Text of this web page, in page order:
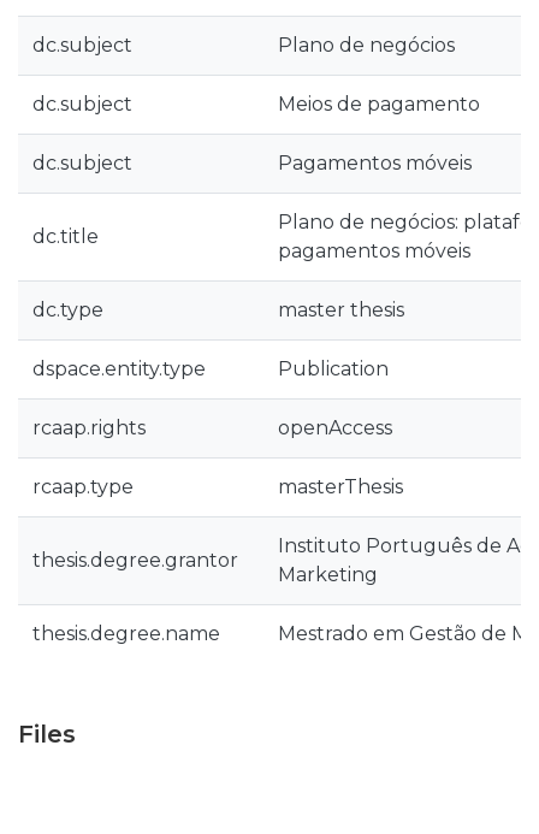
dc.subject Plano de negócios
dc.subject Meios de pagamento
dc.subject Pagamentos móveis
dc.title
Plano de negócios:
pagamentos móveis
dc.type master thesis
dspace.entity.type Publication
rcaap.rights openAccess
rcaap.type masterThesis
thesis.degree.grantor
Instituto Português de
Marketing
thesis.degree.name Mestrado em Gestão de
Files